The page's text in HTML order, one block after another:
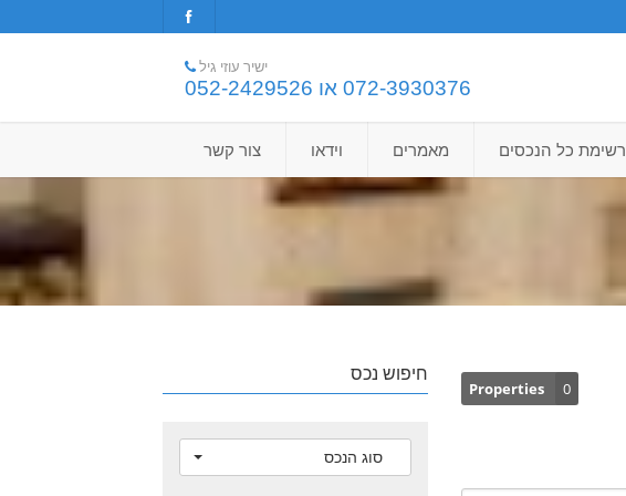
ישיר עוזי גיל
072-3930376 או 052-2429526
רשימת כל הנכסים מאמרים וידאו צור קשר
0
Properties
חיפוש נכס
סוג הנכס